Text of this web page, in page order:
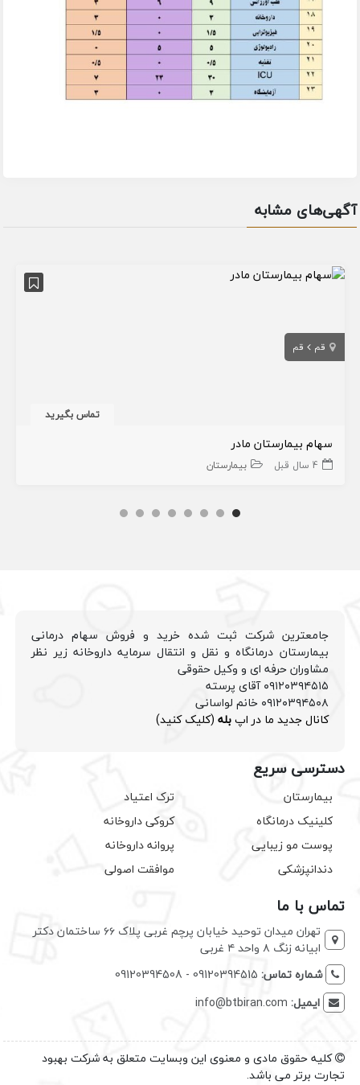
آگهی‌های مشابه
قم قم
تماس بگیرید
سهام بیمارستان مادر
4 سال قبل بیمارستان
جامعترین شرکت ثبت شده خرید و فروش سهام درمانی
بیمارستان درمانگاه و نقل و انتقال سرمایه داروخانه زیر نظر
مشاوران حرفه ای و وکیل حقوقی
۰۹۱۲۰۳۹۴۵۱۵ آقای پرسته
۰۹۱۲۰۳۹۴۵۰۸ خانم لواسانی
کانال جدید ما در اپبله (کلیک کنید)
دسترسی سریع
بیمارستان
کلینیک درمانگاه
پوست مو زیبایی
دندانپزشکی
ترک اعتیاد
کروکی داروخانه
پروانه داروخانه
موافقت اصولی
تماس با ما
تهران میدان توحید خیابان پرچم غربی پلاک ۶۶ ساختمان دکتر
ابیانه زنگ ۸ واحد ۴ غربی
شماره تماس: 09120394515 - 09120394508
ایمیل: info@btbiran.com
کلیه حقوق مادی و معنوی این وبسایت متعلق به شرکت بهبود
تجارت برتر می باشد.